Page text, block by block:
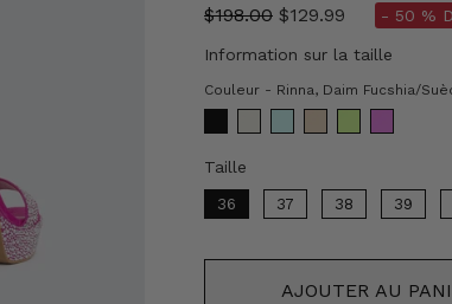
régulier
$198.00 $129.99 - 50 %
Information sur la taille
Couleur - Rinna, Daim Fucshia/
Taille
36 37 38 39
AJOUTER AU